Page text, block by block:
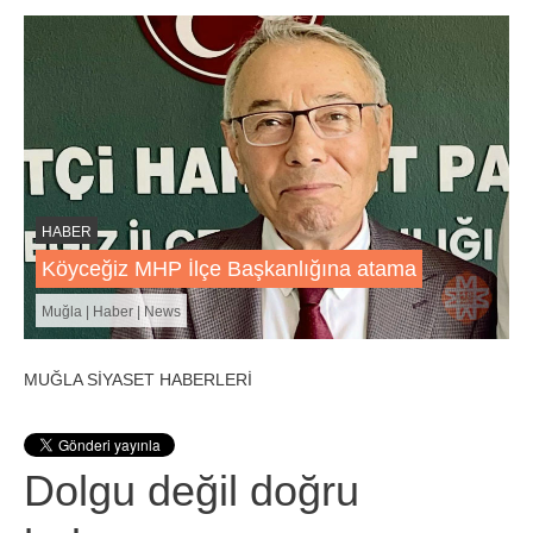
HABER
Köyceğiz MHP İlçe Başkanlığına atama
Muğla | Haber | News
MUĞLA SİYASET HABERLERİ
Dolgu değil doğru